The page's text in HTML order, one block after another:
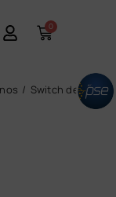
0
Switch de